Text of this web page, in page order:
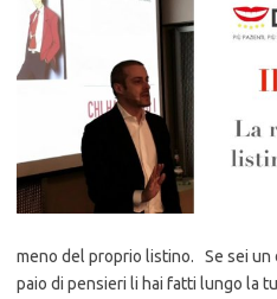
meno del proprio listino. Se sei un
paio di pensieri li hai fatti lungo la